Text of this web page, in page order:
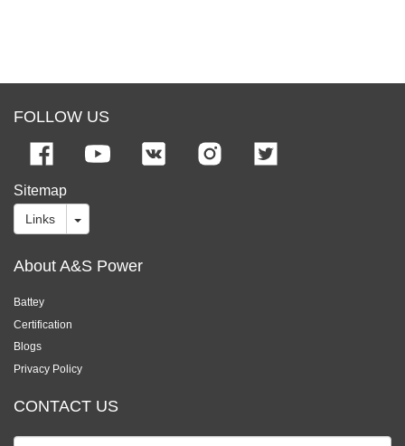
FOLLOW US
Sitemap
Links
About A&S Power
Battey
Certification
Blogs
Privacy Policy
CONTACT US